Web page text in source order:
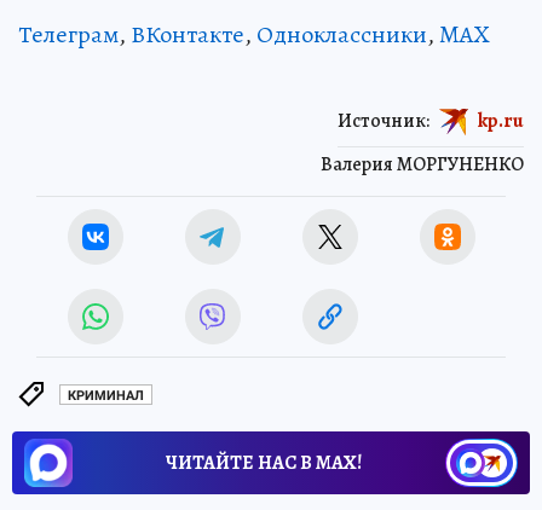
Телеграм, ВКонтакте, Одноклассники,MAX
Валерия МОРГУНЕНКО
Источник: kp.ru
КРИМИНАЛ
ЧИТАЙТЕ НАС В МАХ!